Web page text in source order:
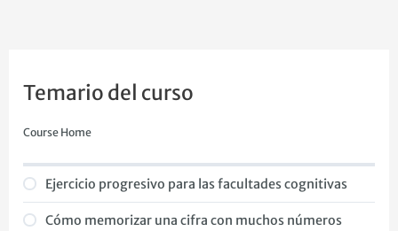
Temario del curso
Course Home
Ejercicio progresivo para las facultades cognitivas
Cómo memorizar una cifra con muchos números